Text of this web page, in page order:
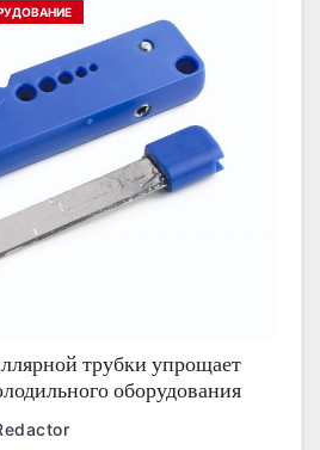
трубки упрощает
оборудования